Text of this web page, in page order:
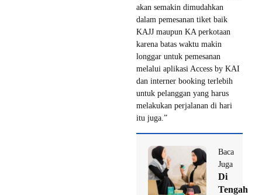
akan semakin dimudahkan
dalam pemesanan tiket baik
KAJJ maupun KA perkotaan
karena batas waktu makin
longgar untuk pemesanan
melalui aplikasi Access by KAI
dan interner booking terlebih
untuk pelanggan yang harus
melakukan perjalanan di hari
itu juga.”
Baca
Juga
Di
Tengah